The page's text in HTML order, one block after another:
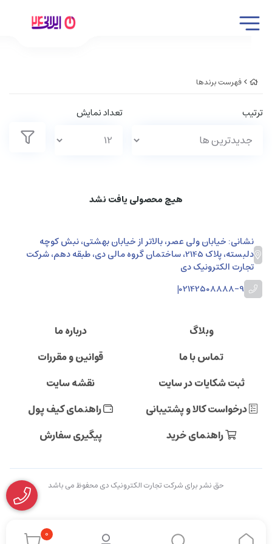
0
فهرست برندها
ترتیب تعداد نمایش
هیچ محصولی یافت نشد
نشانی: خیابان ولی عصر، بالاتر از خیابان بهشتی، نبش کوچه
دلبسته، پلاک 2145، ساختمان گروه مالی دی، طبقه دهم، شرکت
تجارت الکترونیک دی
02142508888-9
|
وبلاگ
درباره ما
تماس با ما
قوانین و مقررات
ثبت شکایات در سایت
نقشه سایت
درخواست کالا و پشتیبانی
راهنمای کیف پول
راهنمای خرید
پیگیری سفارش
حق نشر برای شرکت تجارت الکترونیک دی محفوظ می باشد